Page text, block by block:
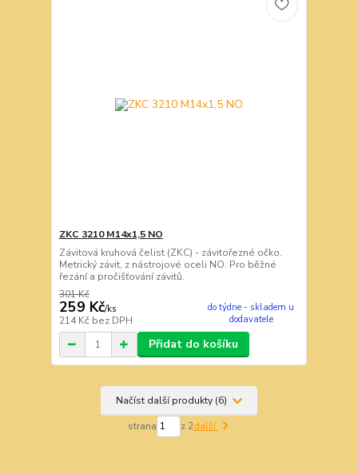
ZKC 3210 M14x1,5 NO
Závitová kruhová čelist (ZKC) - závitořezné očko.
Metrický závit, z nástrojové oceli NO. Pro běžné
řezání a pročišťování závitů.
301 Kč
259 Kč/ks
214 Kč bez DPH
do týdne - skladem u
dodavatele
Přidat do košíku
Načíst další produkty (6)
strana z 2další